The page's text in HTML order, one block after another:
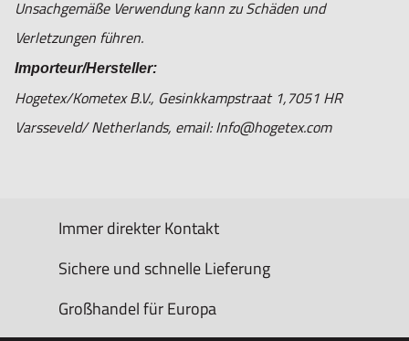
Unsachgemäße Verwendung kann zu Schäden und
Verletzungen führen.
Importeur/Hersteller:
Hogetex/Kometex B.V., Gesinkkampstraat 1,7051 HR
Varsseveld/ Netherlands, email: Info@hogetex.com
Immer direkter Kontakt
Sichere und schnelle Lieferung
Großhandel für Europa